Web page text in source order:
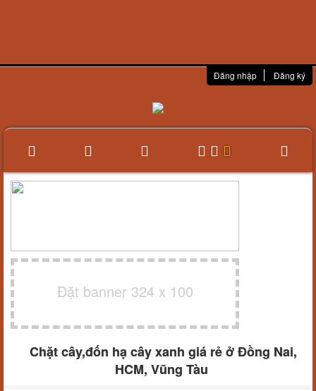
Đăng nhập Đăng ký
Đặt banner 324 x 100
Chặt cây,đốn hạ cây xanh giá rẻ ở Đồng Nai,
HCM, Vũng Tàu